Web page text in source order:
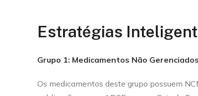
Estratégias
Grupo 1: Medicamentos Não
Os medicamentos deste grupo possuem